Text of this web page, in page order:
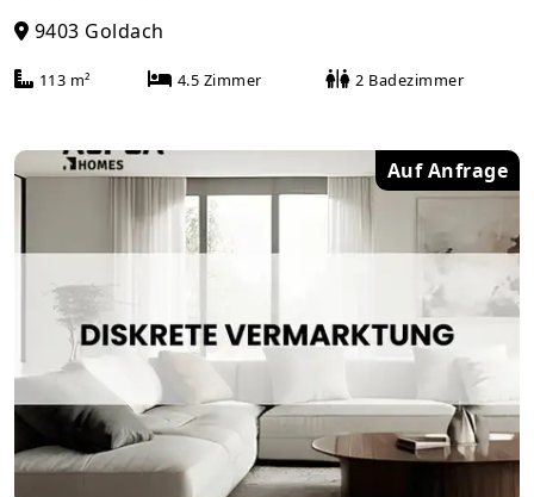
9403 Goldach
113 m² 4.5 Zimmer 2 Badezimmer
Auf Anfrage